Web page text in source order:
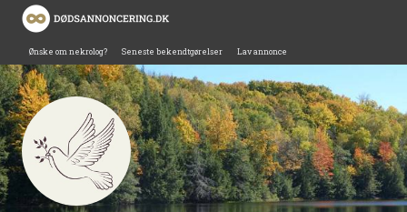
Ønske om nekrolog? Seneste bekendtgørelser Lav annonce